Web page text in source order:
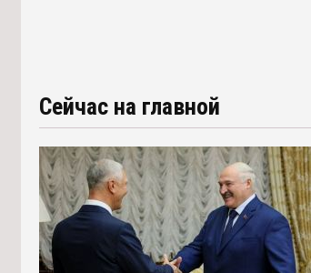
Сейчас на главной